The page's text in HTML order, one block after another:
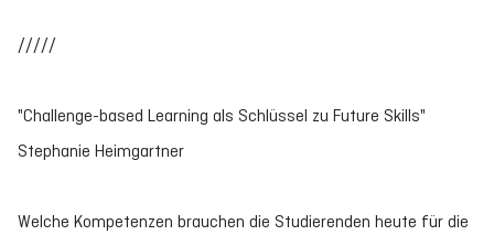
/////
"Challenge-based Learning als Schlüssel zu Future Skills"
Stephanie Heimgartner
Welche Kompetenzen brauchen die Studierenden heute für die